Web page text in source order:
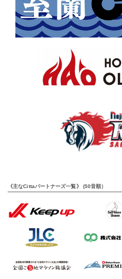
《主なCittaパートナーズ一覧》 (50音順）